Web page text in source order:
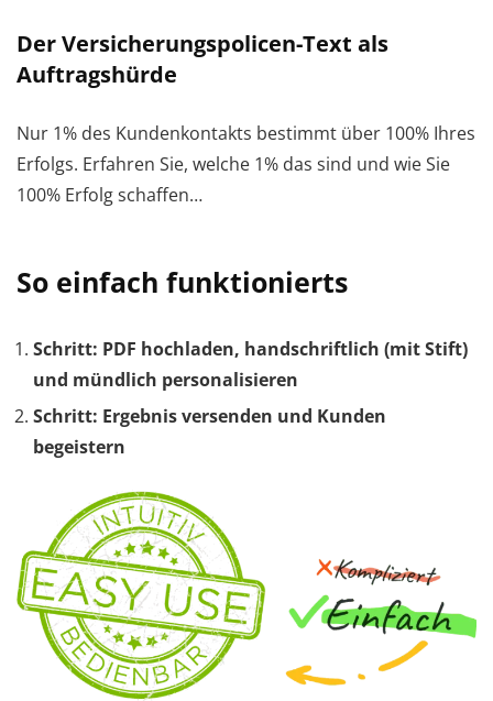
Der Versicherungspolicen-Text als
Auftragshürde
Nur 1% des Kundenkontakts bestimmt über 100% Ihres
Erfolgs. Erfahren Sie, welche 1% das sind und wie Sie
100% Erfolg schaffen…
So einfach funktionierts
Schritt: PDF hochladen, handschriftlich (mit Stift)
und mündlich personalisieren
Schritt: Ergebnis versenden und Kunden
begeistern